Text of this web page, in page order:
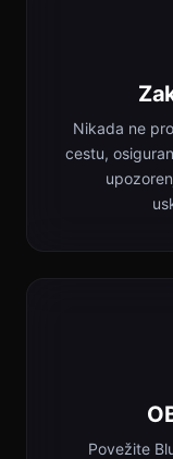
Nikada ne
cestu,
Povežite